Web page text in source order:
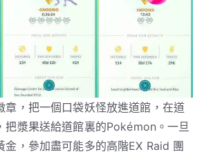
章，把一個口袋妖怪放進道館，在道
把漿果送給道館裏的Pokémon。一旦
金，參加盡可能多的高階EX Raid 團